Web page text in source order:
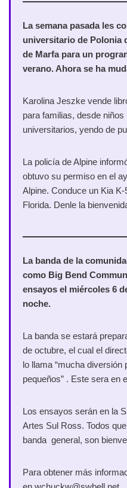
La semana pasada les
universitario de Polonia
de Marfa para un
verano. Ahora se ha
Karolina Jeszke vende
para familias, desde
universitarios, yendo de
La policía de Alpine
obtuvo su permiso en el
Alpine. Conduce un Kia
Florida. Denle la
La banda de la
como Big Bend
ensayos el miércoles 6
noche.
La banda se estará
de octubre, el cual el
lo llama “mucha diversión
pequeños” . Este sera en
Los ensayos serán en la
Artes Sul Ross. Todos
banda general, son
Para obtener más